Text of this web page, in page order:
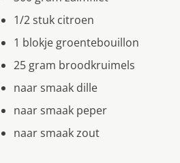
1/2 stuk citroen
1 blokje groentebouillon
25 gram broodkruimels
naar smaak dille
naar smaak peper
naar smaak zout